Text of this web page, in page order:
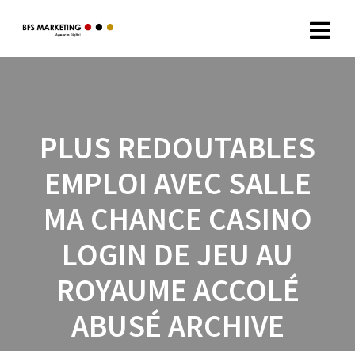
PLUS REDOUTABLES
EMPLOI AVEC SALLE
MA CHANCE CASINO
LOGIN DE JEU AU
ROYAUME ACCOLÉ
ABUSÉ ARCHIVE